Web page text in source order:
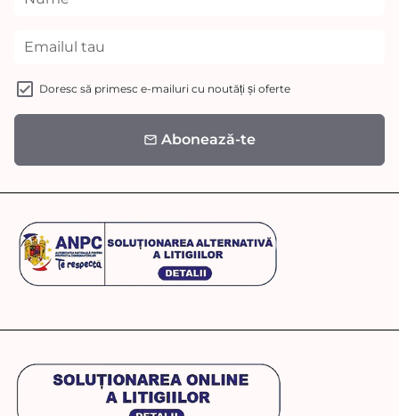
Doresc să primesc e-mailuri cu noutăți și oferte
email Abonează-te